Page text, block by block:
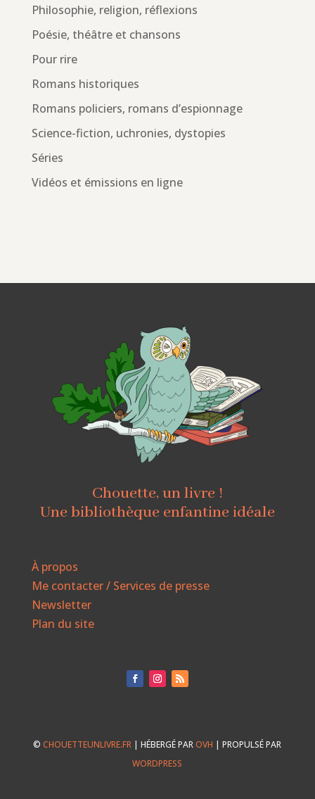
Philosophie, religion, réflexions
Poésie, théâtre et chansons
Pour rire
Romans historiques
Romans policiers, romans d’espionnage
Science-fiction, uchronies, dystopies
Séries
Vidéos et émissions en ligne
Chouette, un livre !
Une bibliothèque enfantine idéale
À propos
Me contacter / Services de presse
Newsletter
Plan du site
©CHOUETTEUNLIVRE.FR | HÉBERGÉ PAROVH | PROPULSÉ PAR
WORDPRESS